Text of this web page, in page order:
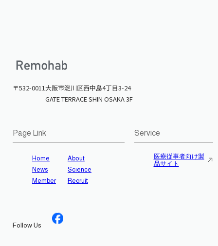
〒532-0011大阪市淀川区西中島4丁目3-24
GATE TERRACE SHIN OSAKA 3F
Page Link
Home
About
News
Science
Member
Recruit
Service
医療従事者向け製
品サイト
Follow Us